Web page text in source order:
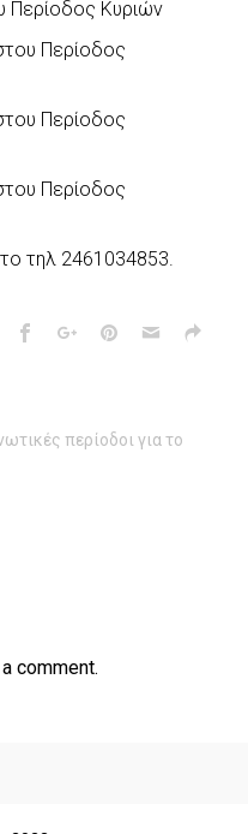
Περίοδος Κυριών
Περίοδος
Περίοδος
Περίοδος
τηλ 2461034853.
περίοδοι για το
comment.